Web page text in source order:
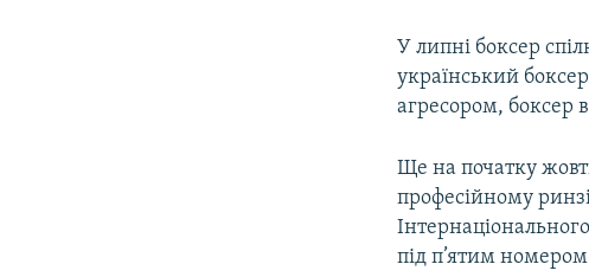
У липні боксер
український
агресором, боксер
Ще на початку
професійному
під п’ятим